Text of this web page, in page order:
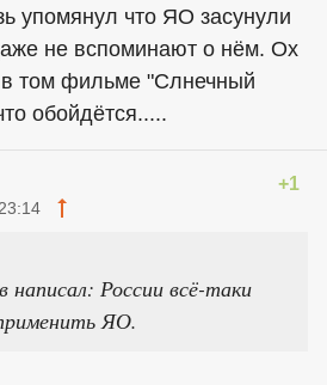
упомянул что ЯО засунули
не вспоминают о нём. Ох
том фильме "Слнечный
обойдётся.....
+1
написал: России всё-таки
ЯО.